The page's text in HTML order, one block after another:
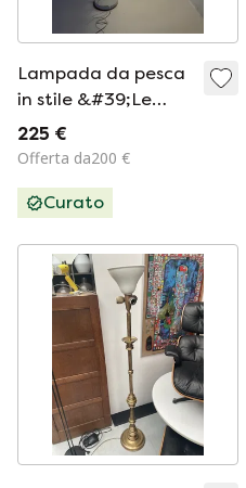
Lampada da pesca
in stile &#39;Le
Klint&#39;
225 €
Offerta da200 €
Curato